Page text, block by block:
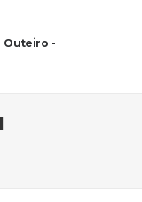
Outeiro -